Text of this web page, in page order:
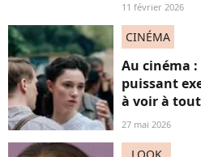
11 février 2026
CINÉMA
Au cinéma
puissant
à voir à
27 mai 2026